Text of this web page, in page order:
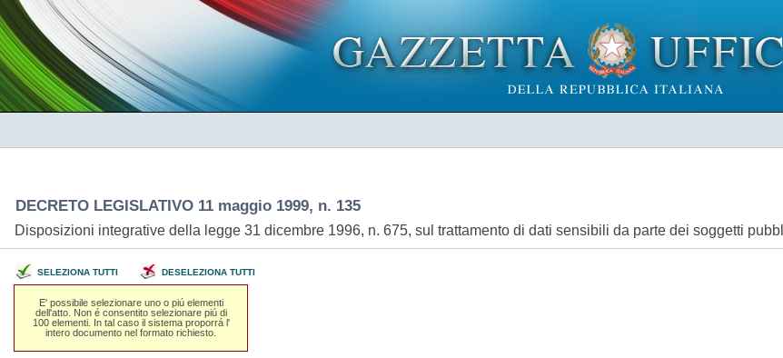
DECRETO LEGISLATIVO 11 maggio 1999, n. 135
Disposizioni integrative della legge 31 dicembre 1996, n. 675, sul trattamento di dati sensibili da parte dei soggetti
SELEZIONA TUTTI DESELEZIONA TUTTI
E' possibile selezionare uno o piú elementi
dell'atto. Non é consentito selezionare piú di
100 elementi. In tal caso il sistema proporrá l'
intero documento nel formato richiesto.